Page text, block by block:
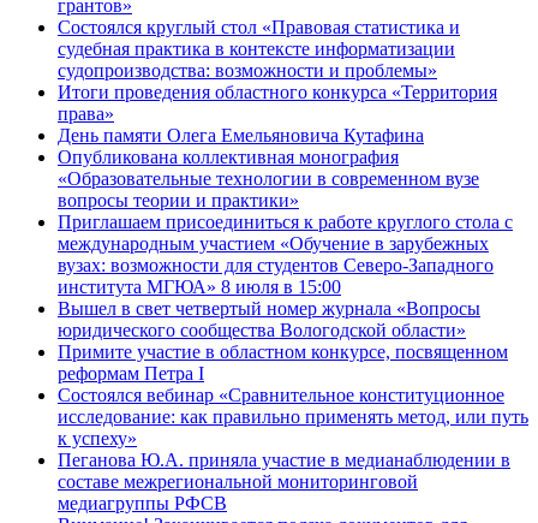
грантов»
Состоялся круглый стол «Правовая статистика и
судебная практика в контексте информатизации
судопроизводства: возможности и проблемы»
Итоги проведения областного конкурса «Территория
права»
День памяти Олега Емельяновича Кутафина
Опубликована коллективная монография
«Образовательные технологии в современном вузе
вопросы теории и практики»
Приглашаем присоединиться к работе круглого стола с
международным участием «Обучение в зарубежных
вузах: возможности для студентов Северо-Западного
института МГЮА» 8 июля в 15:00
Вышел в свет четвертый номер журнала «Вопросы
юридического сообщества Вологодской области»
Примите участие в областном конкурсе, посвященном
реформам Петра I
Состоялся вебинар «Сравнительное конституционное
исследование: как правильно применять метод, или путь
к успеху»
Пеганова Ю.А. приняла участие в медианаблюдении в
составе межрегиональной мониторинговой
медиагруппы РФСВ